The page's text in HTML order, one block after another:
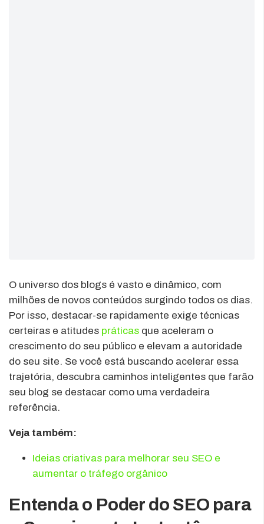
O universo dos blogs é vasto e dinâmico, com
milhões de novos conteúdos surgindo todos os dias.
Por isso, destacar-se rapidamente exige técnicas
certeiras e atitudes práticas que aceleram o
crescimento do seu público e elevam a autoridade
do seu site. Se você está buscando acelerar essa
trajetória, descubra caminhos inteligentes que farão
seu blog se destacar como uma verdadeira
referência.
Veja também:
Ideias criativas para melhorar seu SEO e
aumentar o tráfego orgânico
Entenda o Poder do SEO para